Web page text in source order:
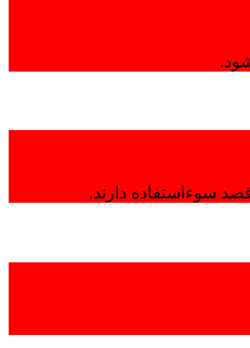
سوءاستفاده دارند.